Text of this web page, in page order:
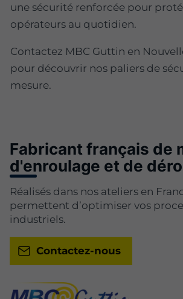
une sécurité renforcée pour
opérateurs au quotidien.
Contactez MBC Guttin en
pour découvrir nos paliers de
mesure.
Fabricant français de
d'enroulage et de
Réalisés dans nos ateliers en
permettent d’optimiser vos
industriels.
Contactez-nous